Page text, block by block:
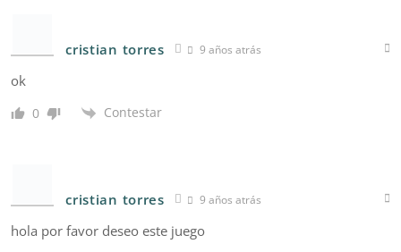
cristian torres 9 años atrás
ok
0 Contestar
cristian torres 9 años atrás
hola por favor deseo este juego